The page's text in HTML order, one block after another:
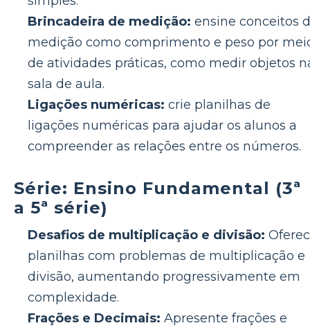
Brincadeira de medição: ensine conceitos
medição como comprimento e peso por
de atividades práticas, como medir objetos
sala de aula.
Ligações numéricas: crie planilhas de
ligações numéricas para ajudar os alunos a
compreender as relações entre os números.
Série: Ensino Fundamental (3ª
a 5ª série)
Desafios de multiplicação e divisão:
planilhas com problemas de multiplicação e
divisão, aumentando progressivamente em
complexidade.
Frações e Decimais: Apresente frações e